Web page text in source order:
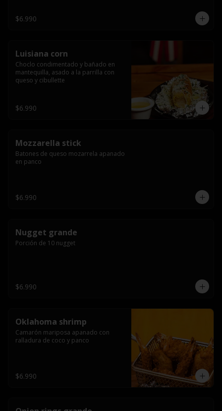
$6.990
Luisiana corn
Choclo condimentado y bañado en
mantequilla, asado a la parrilla con
queso y cibullette
$6.990
Mozzarella stick
Batones de queso mozarrela apanado
en panco
$6.990
Nugget grande
Porción de 10 nugget
$6.990
Oklahoma shrimp
Camarón mariposa apanado con
ralladura de coco y panco
$6.990